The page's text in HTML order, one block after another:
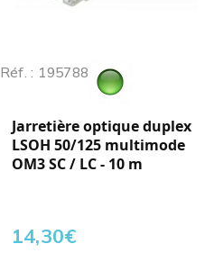
Réf. : 195788
Jarretière optique duplex
LSOH 50/125 multimode
OM3 SC / LC - 10 m
14,30€